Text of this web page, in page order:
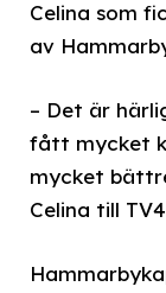
Celina som
av
– Det är
fått mycket
mycket
Celina till